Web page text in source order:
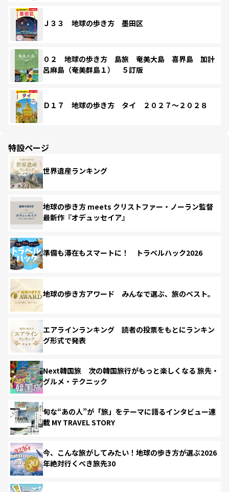
Ｊ３３ 地球の歩き方 墨田区
０２ 地球の歩き方 島旅 奄美大島 喜界島 加計
呂麻島（奄美群島１） ５訂版
Ｄ１７ 地球の歩き方 タイ ２０２７～２０２８
特設ページ
世界遺産ランキング
地球の歩き方 meets クリストファー・ノーラン監督
最新作『オデュッセイア』
準備も滞在もスマートに！ トラベルハック2026
地球の歩き方アワード みんなで選ぶ、旅のベスト。
エアラインランキング 読者の投票をもとにランキン
グ形式で発表
Next韓国旅 次の韓国旅行がもっと楽しくなる 旅先・
グルメ・テクニック
旬な“あの人”が「旅」をテーマに語るインタビュー連
載 MY TRAVEL STORY
今、こんな旅がしてみたい！地球の歩き方が選ぶ2026
年絶対行くべき旅先30